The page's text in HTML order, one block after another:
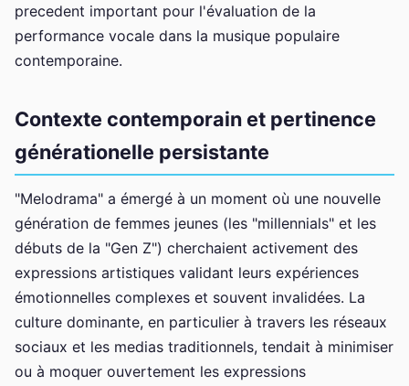
precedent important pour l'évaluation de la
performance vocale dans la musique populaire
contemporaine.
Contexte contemporain et pertinence
générationelle persistante
"Melodrama" a émergé à un moment où une nouvelle
génération de femmes jeunes (les "millennials" et les
débuts de la "Gen Z") cherchaient activement des
expressions artistiques validant leurs expériences
émotionnelles complexes et souvent invalidées. La
culture dominante, en particulier à travers les réseaux
sociaux et les medias traditionnels, tendait à minimiser
ou à moquer ouvertement les expressions